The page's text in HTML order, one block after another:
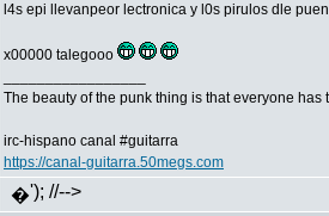
l4s epi llevanpeor lectronica y l0s pirulos dle
x00000 talegooo
The beauty of the punk thing is that everyone
irc-hispano canal #guitarra
https://canal-guitarra.50megs.com
�'); //-->